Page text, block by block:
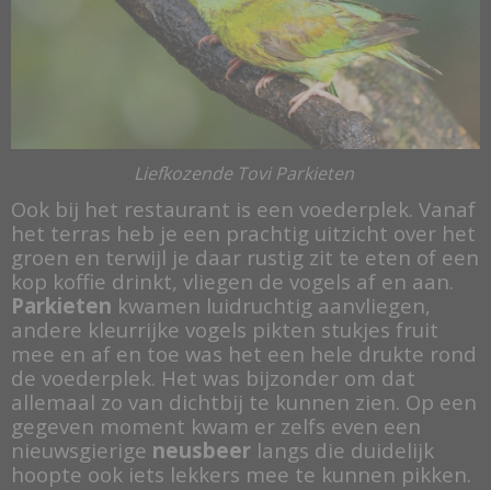
Liefkozende Tovi Parkieten
Ook bij het restaurant is een voederplek. Vanaf
het terras heb je een prachtig uitzicht over het
groen en terwijl je daar rustig zit te eten of een
kop koffie drinkt, vliegen de vogels af en aan.
Parkieten kwamen luidruchtig aanvliegen,
andere kleurrijke vogels pikten stukjes fruit
mee en af en toe was het een hele drukte rond
de voederplek. Het was bijzonder om dat
allemaal zo van dichtbij te kunnen zien. Op een
gegeven moment kwam er zelfs even een
nieuwsgierige neusbeer langs die duidelijk
hoopte ook iets lekkers mee te kunnen pikken.